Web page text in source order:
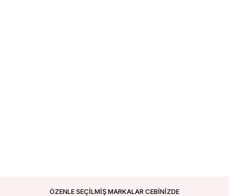
ÖZENLE SEÇİLMİŞ MARKALAR CEBİNİZDE